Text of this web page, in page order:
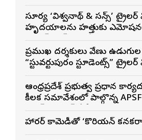
సూర్య ‘విశ్వనాథ్ & సన్స్’
హృదయాలను హత్తుకునే
ప్రముఖ దర్శకులు వేణు
“స్టువర్టుపురం స్టూడెంట్స్”
ఆంధ్రప్రదేశ్ ప్రభుత్వ ప్రధాన
కీలక సమావేశంలో పాల్గొన్న
శాఖల అధికారులు
హారర్ కామెడీతో ‘కొరియన్